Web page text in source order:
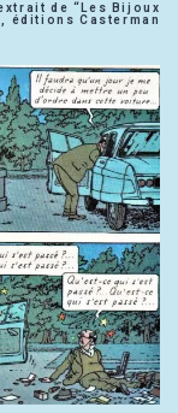
de “Les Bijoux
éditions Casterman